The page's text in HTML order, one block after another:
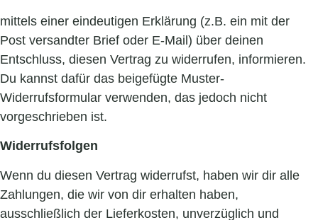
mittels einer eindeutigen Erklärung (z.B. ein mit der
Post versandter Brief oder E-Mail) über deinen
Entschluss, diesen Vertrag zu widerrufen, informieren.
Du kannst dafür das beigefügte Muster-
Widerrufsformular verwenden, das jedoch nicht
vorgeschrieben ist.
Widerrufsfolgen
Wenn du diesen Vertrag widerrufst, haben wir dir alle
Zahlungen, die wir von dir erhalten haben,
ausschließlich der Lieferkosten, unverzüglich und